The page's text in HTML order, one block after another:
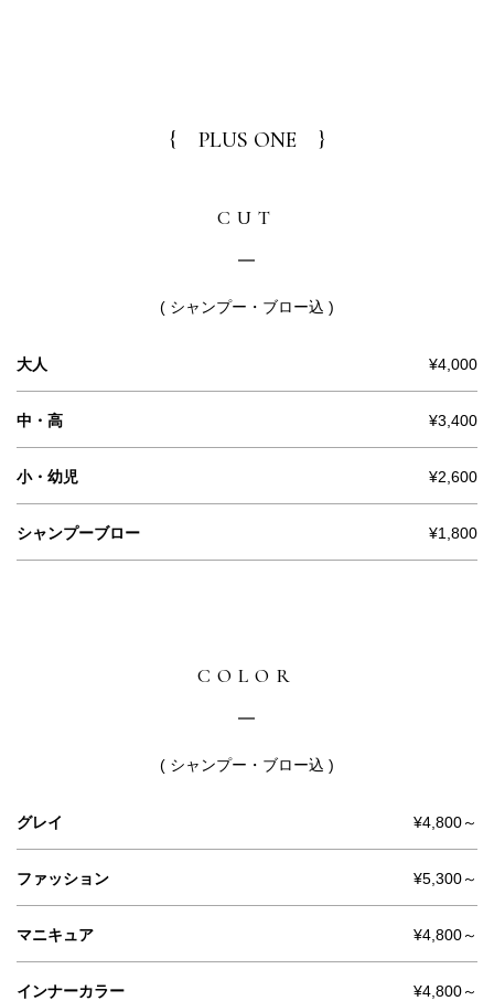
{ PLUS ONE }
CUT
( シャンプー・ブロー込 )
大人 ¥4,000
中・高 ¥3,400
小・幼児 ¥2,600
シャンプーブロー ¥1,800
COLOR
( シャンプー・ブロー込 )
グレイ ¥4,800～
ファッション ¥5,300～
マニキュア ¥4,800～
インナーカラー ¥4,800～